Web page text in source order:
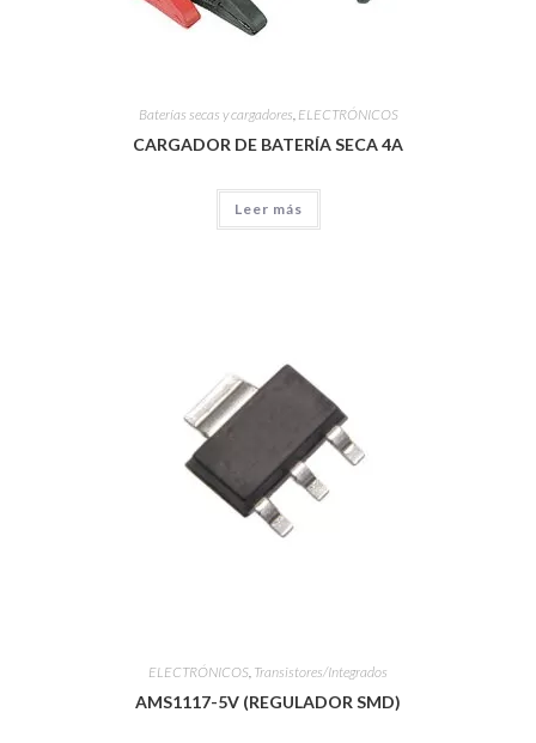
Baterías secas y cargadores, ELECTRÓNICOS
CARGADOR DE BATERÍA SECA 4A
Leer más
ELECTRÓNICOS Transistores/Integrados
AMS1117-5V (REGULADOR SMD)